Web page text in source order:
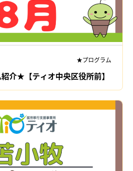
★プログラム
介★【ティオ中央区役所前】